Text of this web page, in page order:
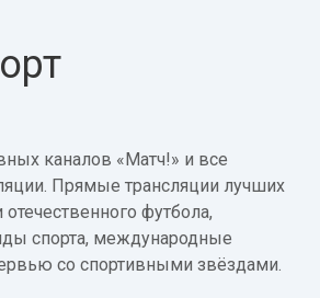
каналов «Матч!» и все
Прямые трансляции лучших
футбола,
спорта, международные
со спортивными звёздами.